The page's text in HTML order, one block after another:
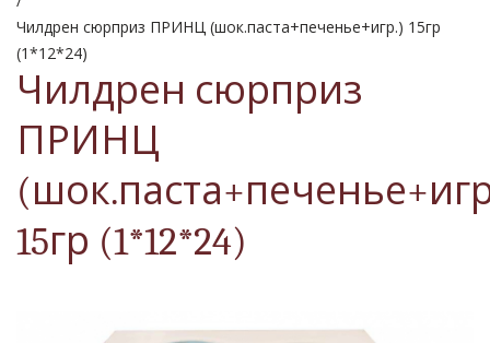
Чилдрен сюрприз ПРИНЦ (шок.паста+печенье+игр.) 15гр
(1*12*24)
Чилдрен сюрприз
ПРИНЦ
15гр (1*12*24)